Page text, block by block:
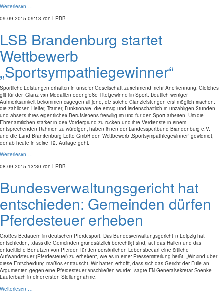
Weiterlesen …
09.09.2015 09:13 von LPBB
LSB Brandenburg startet
Wettbewerb
„Sportsympathiegewinner“
Sportliche Leistungen erhalten in unserer Gesellschaft zunehmend mehr Anerkennung. Gleiches
gilt für den Glanz von Medaillen oder große Titelgewinne im Sport. Deutlich weniger
Aufmerksamkeit bekommen dagegen all jene, die solche Glanzleistungen erst möglich machen:
die zahllosen Helfer, Trainer, Funktionäre, die emsig und leidenschaftlich in unzähligen Stunden
und abseits ihres eigentlichen Berufslebens freiwillig im und für den Sport arbeiten. Um die
Ehrenamtlichen stärker in den Vordergrund zu rücken und ihre Verdienste in einem
entsprechenden Rahmen zu würdigen, haben ihnen der Landessportbund Brandenburg e.V.
und die Land Brandenburg Lotto GmbH den Wettbewerb „Sportsympathiegewinner“ gewidmet,
der ab heute in seine 12. Auflage geht.
Weiterlesen …
08.09.2015 13:30 von LPBB
Bundesverwaltungsgericht hat
entschieden: Gemeinden dürfen
Pferdesteuer erheben
Großes Bedauern im deutschen Pferdesport: Das Bundesverwaltungsgericht in Leipzig hat
entschieden, „dass die Gemeinden grundsätzlich berechtigt sind, auf das Halten und das
entgeltliche Benutzen von Pferden für den persönlichen Lebensbedarf eine örtliche
Aufwandsteuer (Pferdesteuer) zu erheben“, wie es in einer Pressemitteilung heißt. „Wir sind über
diese Entscheidung maßlos enttäuscht. Wir hatten erhofft, dass sich das Gericht der Fülle an
Argumenten gegen eine Pferdesteuer anschließen würde“, sagte FN-Generalsekretär Soenke
Lauterbach in einer ersten Stellungnahme.
Weiterlesen …